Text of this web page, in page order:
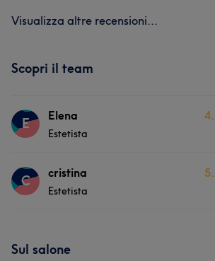
Visualizza altre recensioni...
Scopri il team
E Elena
Estetista
Servizi
C cristina
Estetista
Sul salone